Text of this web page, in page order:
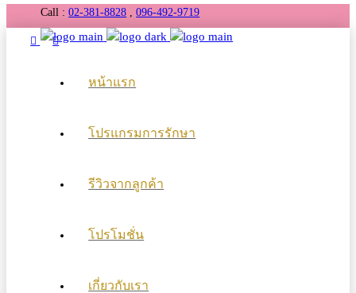
Call :02-381-8828 ,096-492-9719
หน้าแรก
โปรแกรมการรักษา
รีวิวจากลูกค้า
โปรโมชั่น
เกี่ยวกับเรา